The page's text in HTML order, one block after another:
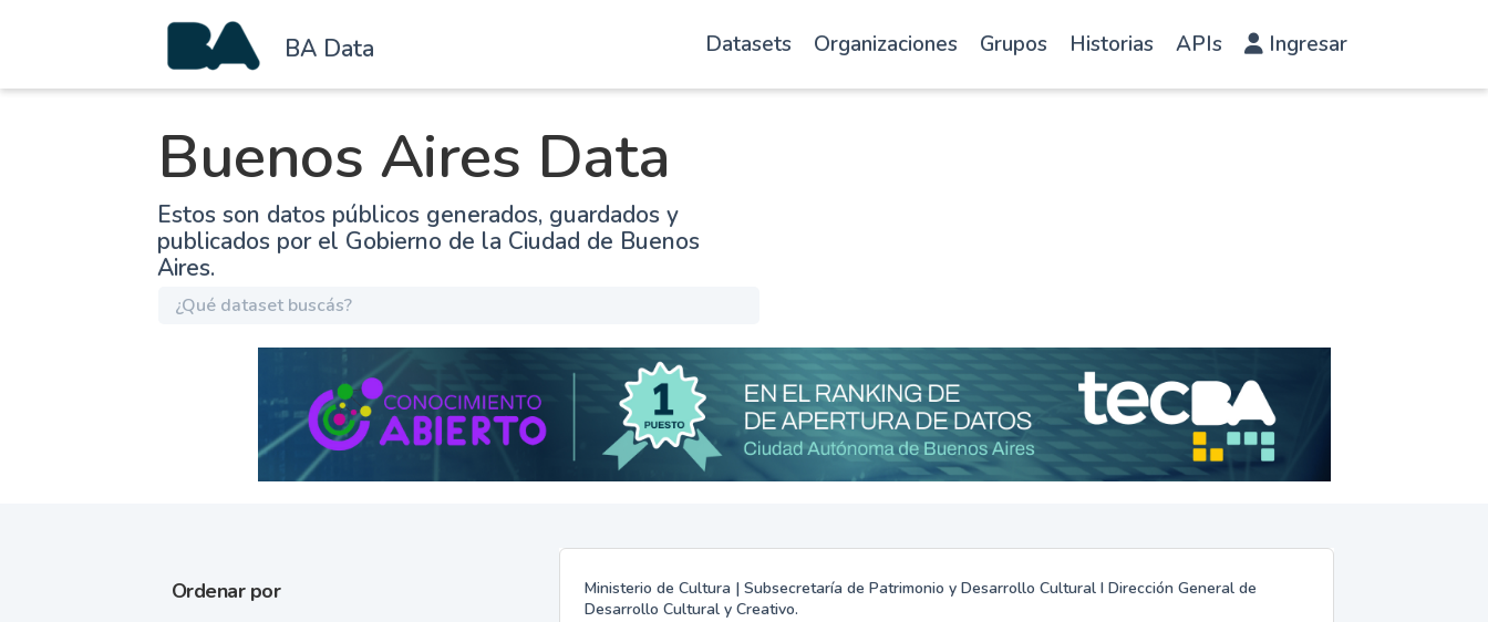
BA Data Datasets Organizaciones Grupos Historias APIs Ingresar
Buenos Aires Data
Estos son datos públicos generados, guardados y
publicados por el Gobierno de la Ciudad de Buenos
Aires.
Ordenar por
Ministerio de Cultura | Subsecretaría de Patrimonio y Desarrollo Cultural I Dirección General de
Desarrollo Cultural y Creativo.